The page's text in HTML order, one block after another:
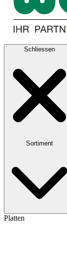
Schliessen
Sortiment
Platten